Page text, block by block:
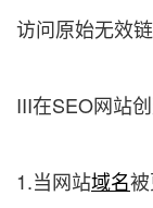
访问原始无效
III在SEO网站
1.当网站域名